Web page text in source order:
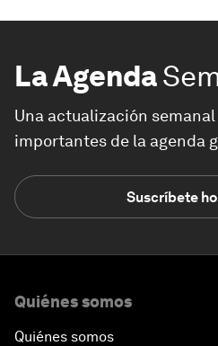
La Agenda
Una actualización
importantes de la agenda
Suscríbete
Quiénes somos
Quiénes somos